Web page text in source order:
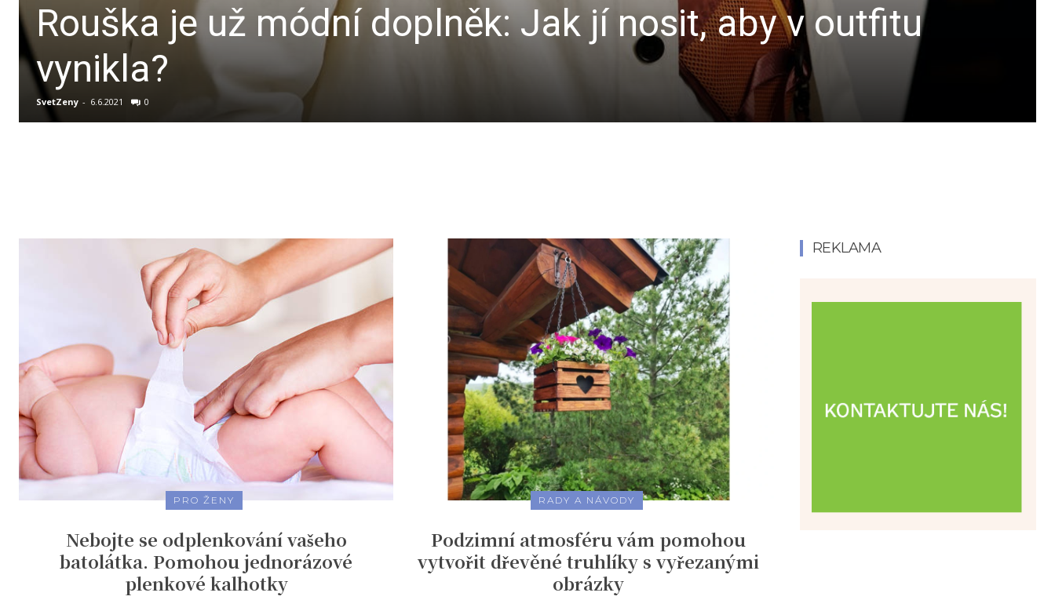
Rouška je už módní doplněk: Jak jí nosit, aby v outfitu
vynikla?
SvetZeny - 6.6.2021 0
PRO ŽENY
Nebojte se odplenkování vašeho
batolátka. Pomohou jednorázové
plenkové kalhotky
RADY A NÁVODY
Podzimní atmosféru vám pomohou
vytvořit dřevěné truhlíky s vyřezanými
obrázky
REKLAMA